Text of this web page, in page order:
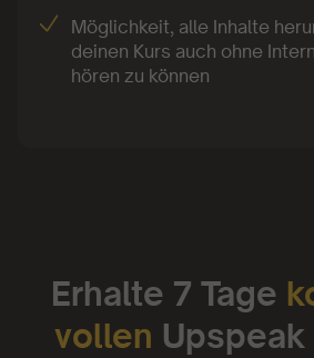
Möglichkeit, alle Inhalte
deinen Kurs auch ohne
hören zu können
Erhalte 7 Tage
vollen Upspeak